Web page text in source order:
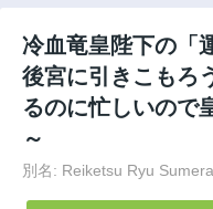
冷血竜皇陛下の「
後宮に引きこもろ
るのに忙しいので
～
別名: Reiketsu Ryu